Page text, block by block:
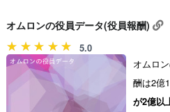
オムロンの役員データ(役員報酬)
5.0
オムロ
酬は2億
が2億以